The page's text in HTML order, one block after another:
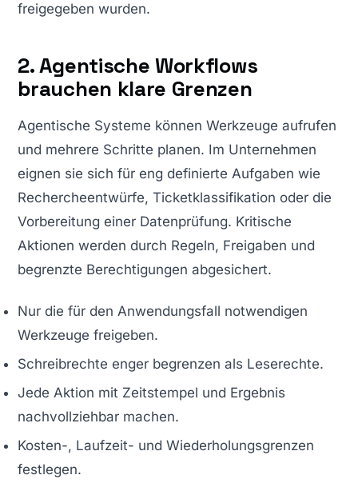
freigegeben wurden.
2. Agentische Workflows
brauchen klare Grenzen
Agentische Systeme können Werkzeuge aufrufen
und mehrere Schritte planen. Im Unternehmen
eignen sie sich für eng definierte Aufgaben wie
Rechercheentwürfe, Ticketklassifikation oder die
Vorbereitung einer Datenprüfung. Kritische
Aktionen werden durch Regeln, Freigaben und
begrenzte Berechtigungen abgesichert.
Nur die für den Anwendungsfall notwendigen
Werkzeuge freigeben.
Schreibrechte enger begrenzen als Leserechte.
Jede Aktion mit Zeitstempel und Ergebnis
nachvollziehbar machen.
Kosten-, Laufzeit- und Wiederholungsgrenzen
festlegen.